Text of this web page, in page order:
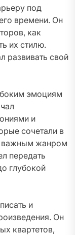
под
времени. Он
как
их стилю.
развивать свой
эмоциям
и
сочетали в
важным жанром
передать
глубокой
и
Он
квартетов,